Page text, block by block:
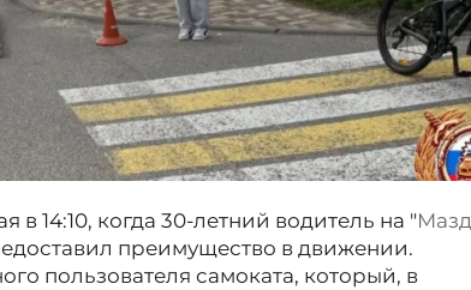
в 14:10, когда 30-летний водитель на "
преимущество в движении.
пользователя самоката, который, в